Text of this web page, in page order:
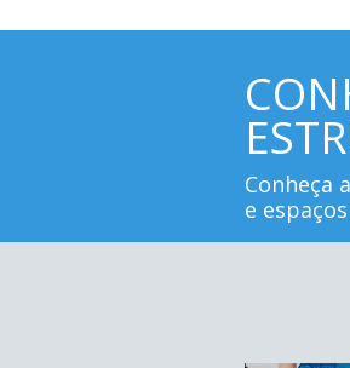
Conheça
e